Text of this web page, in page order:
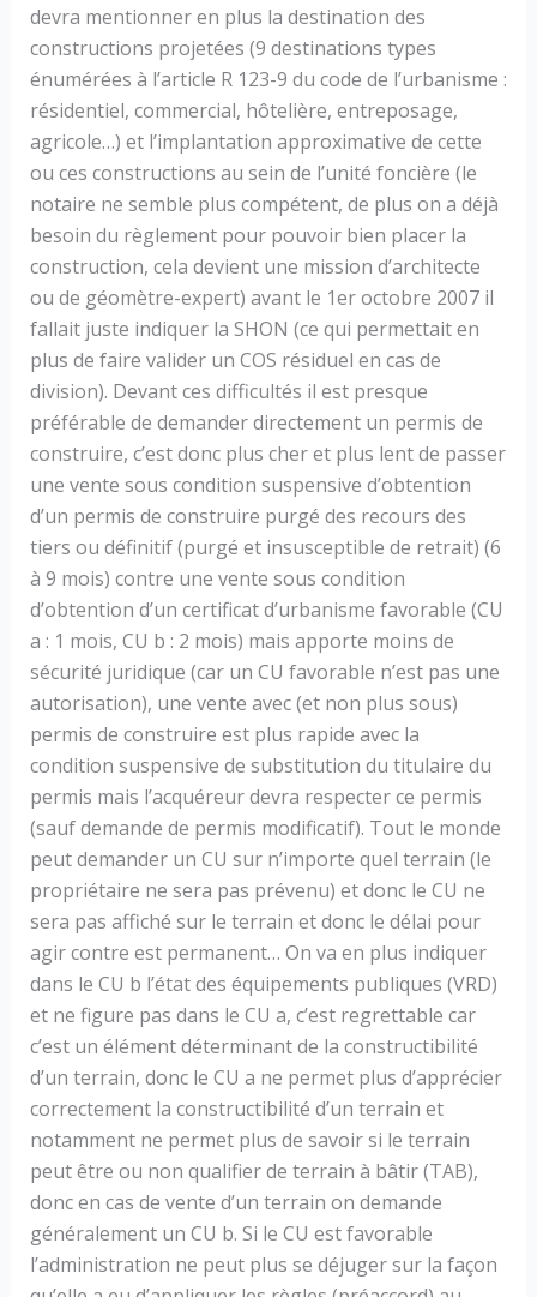
devra mentionner en plus la destination des
constructions projetées (9 destinations types
énumérées à l’article R 123-9 du code de l’urbanisme :
résidentiel, commercial, hôtelière, entreposage,
agricole…) et l’implantation approximative de cette
ou ces constructions au sein de l’unité foncière (le
notaire ne semble plus compétent, de plus on a déjà
besoin du règlement pour pouvoir bien placer la
construction, cela devient une mission d’architecte
ou de géomètre-expert) avant le 1er octobre 2007 il
fallait juste indiquer la SHON (ce qui permettait en
plus de faire valider un COS résiduel en cas de
division). Devant ces difficultés il est presque
préférable de demander directement un permis de
construire, c’est donc plus cher et plus lent de passer
une vente sous condition suspensive d’obtention
d’un permis de construire purgé des recours des
tiers ou définitif (purgé et insusceptible de retrait) (6
à 9 mois) contre une vente sous condition
d’obtention d’un certificat d’urbanisme favorable (CU
a : 1 mois, CU b : 2 mois) mais apporte moins de
sécurité juridique (car un CU favorable n’est pas une
autorisation), une vente avec (et non plus sous)
permis de construire est plus rapide avec la
condition suspensive de substitution du titulaire du
permis mais l’acquéreur devra respecter ce permis
(sauf demande de permis modificatif). Tout le monde
peut demander un CU sur n’importe quel terrain (le
propriétaire ne sera pas prévenu) et donc le CU ne
sera pas affiché sur le terrain et donc le délai pour
agir contre est permanent… On va en plus indiquer
dans le CU b l’état des équipements publiques (VRD)
et ne figure pas dans le CU a, c’est regrettable car
c’est un élément déterminant de la constructibilité
d’un terrain, donc le CU a ne permet plus d’apprécier
correctement la constructibilité d’un terrain et
notamment ne permet plus de savoir si le terrain
peut être ou non qualifier de terrain à bâtir (TAB),
donc en cas de vente d’un terrain on demande
généralement un CU b. Si le CU est favorable
l’administration ne peut plus se déjuger sur la façon